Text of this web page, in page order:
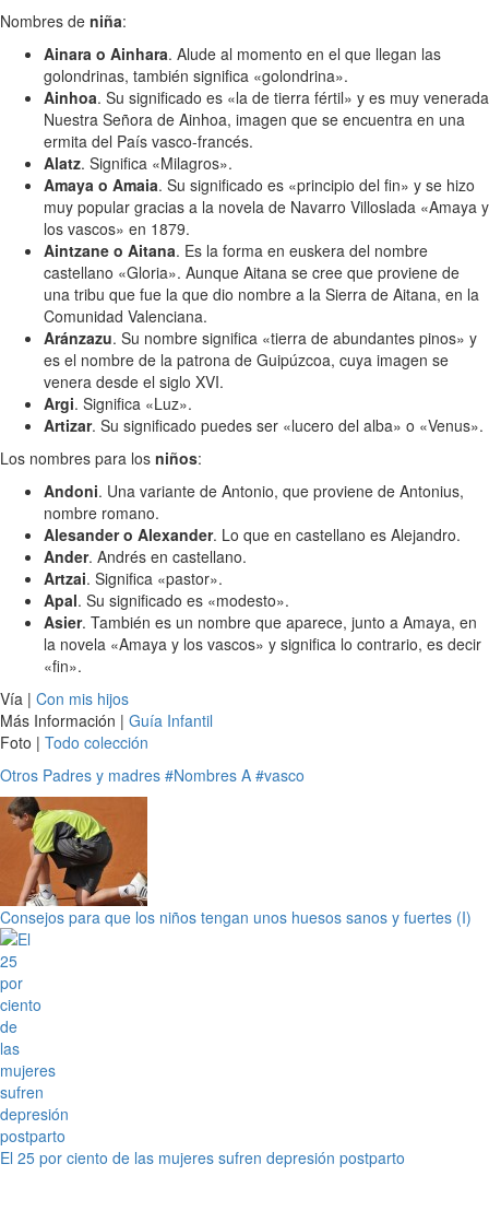
Nombres de niña:
Ainara o Ainhara. Alude al momento en el que llegan las
golondrinas, también significa «golondrina».
Ainhoa. Su significado es «la de tierra fértil» y es muy venerada
Nuestra Señora de Ainhoa, imagen que se encuentra en una
ermita del País vasco-francés.
Alatz. Significa «Milagros».
Amaya o Amaia. Su significado es «principio del fin» y se hizo
muy popular gracias a la novela de Navarro Villoslada «Amaya y
los vascos» en 1879.
Aintzane o Aitana. Es la forma en euskera del nombre
castellano «Gloria». Aunque Aitana se cree que proviene de
una tribu que fue la que dio nombre a la Sierra de Aitana, en la
Comunidad Valenciana.
Aránzazu. Su nombre significa «tierra de abundantes pinos» y
es el nombre de la patrona de Guipúzcoa, cuya imagen se
venera desde el siglo XVI.
Argi. Significa «Luz».
Artizar. Su significado puedes ser «lucero del alba» o «Venus».
Los nombres para los niños:
Andoni. Una variante de Antonio, que proviene de Antonius,
nombre romano.
Alesander o Alexander. Lo que en castellano es Alejandro.
Ander. Andrés en castellano.
Artzai. Significa «pastor».
Apal. Su significado es «modesto».
Asier. También es un nombre que aparece, junto a Amaya, en
la novela «Amaya y los vascos» y significa lo contrario, es decir
«fin».
Vía | Con mis hijos
Más Información | Guía Infantil
Foto | Todo colección
Otros Padres y madres #Nombres A #vasco
Consejos para que los niños tengan unos huesos sanos y fuertes (I)
El 25 por ciento de las mujeres sufren depresión postparto